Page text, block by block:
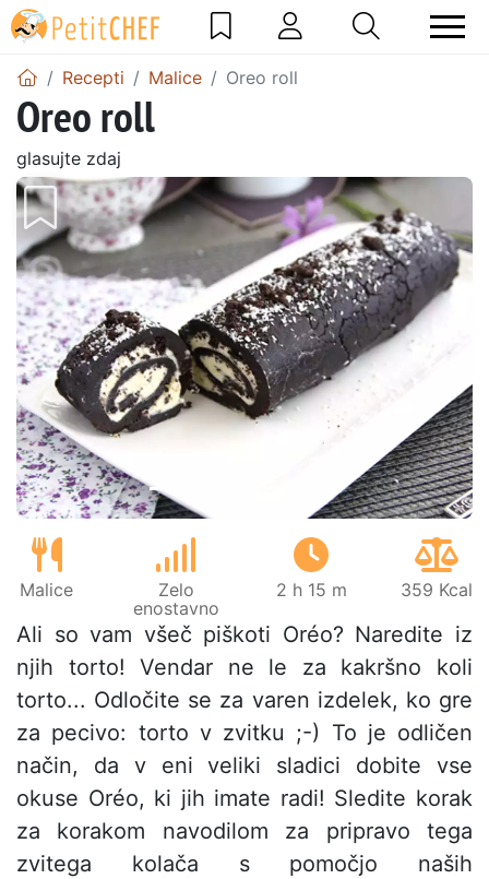
Recepti Malice Oreo roll
Oreo roll
glasujte zdaj
Prejšnji
Malice
Zelo
enostavno
2 h 15 m 359 Kcal
Ali so vam všeč piškoti Oréo? Naredite iz
njih torto! Vendar ne le za kakršno koli
torto... Odločite se za varen izdelek, ko gre
za pecivo: torto v zvitku ;-) To je odličen
način, da v eni veliki sladici dobite vse
okuse Oréo, ki jih imate radi! Sledite korak
za korakom navodilom za pripravo tega
zvitega kolača s pomočjo naših